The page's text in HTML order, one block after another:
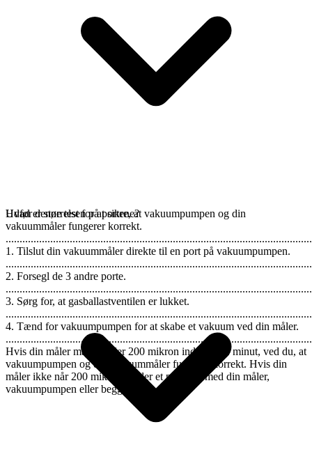
Udfør denne test for at sikre, at vakuumpumpen og din
vakuummåler fungerer korrekt.
1. Tilslut din vakuummåler direkte til en port på vakuumpumpen.
2. Forsegl de 3 andre porte.
3. Sørg for, at gasballastventilen er lukket.
4. Tænd for vakuumpumpen for at skabe et vakuum ved din måler.
Hvis din måler måler under 200 mikron inden for 1 minut, ved du, at
vakuumpumpen og din vakuummåler fungerer korrekt. Hvis din
måler ikke når 200 mikron, er der et problem med din måler,
vakuumpumpen eller begge dele.
Hvad er størrelsen på portene?